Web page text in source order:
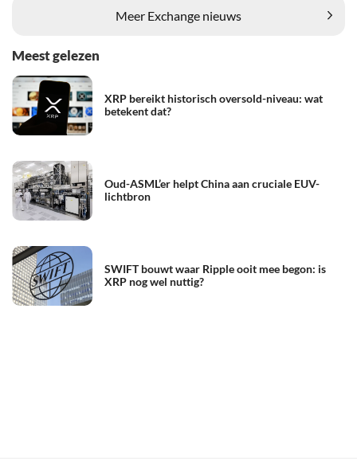
Meer Exchange nieuws
Meest gelezen
XRP bereikt historisch oversold-niveau: wat
betekent dat?
Oud-ASML’er helpt China aan cruciale EUV-
lichtbron
SWIFT bouwt waar Ripple ooit mee begon: is
XRP nog wel nuttig?